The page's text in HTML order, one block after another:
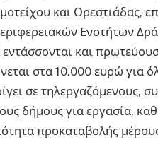
και Ορεστιάδας,
Ενοτήτων
και
στα 10.000 ευρώ για
σε τηλεργαζόμενους,
δήμους για εργασία,
προκαταβολής